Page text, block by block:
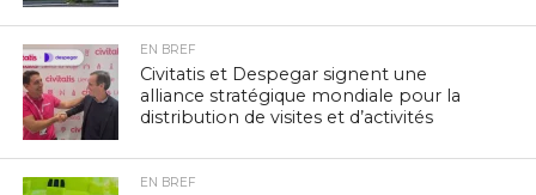
EN BREF
Civitatis et Despegar signent une
alliance stratégique mondiale pour la
distribution de visites et d’activités
EN BREF